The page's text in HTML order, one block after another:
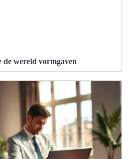
de wereld vormgaven